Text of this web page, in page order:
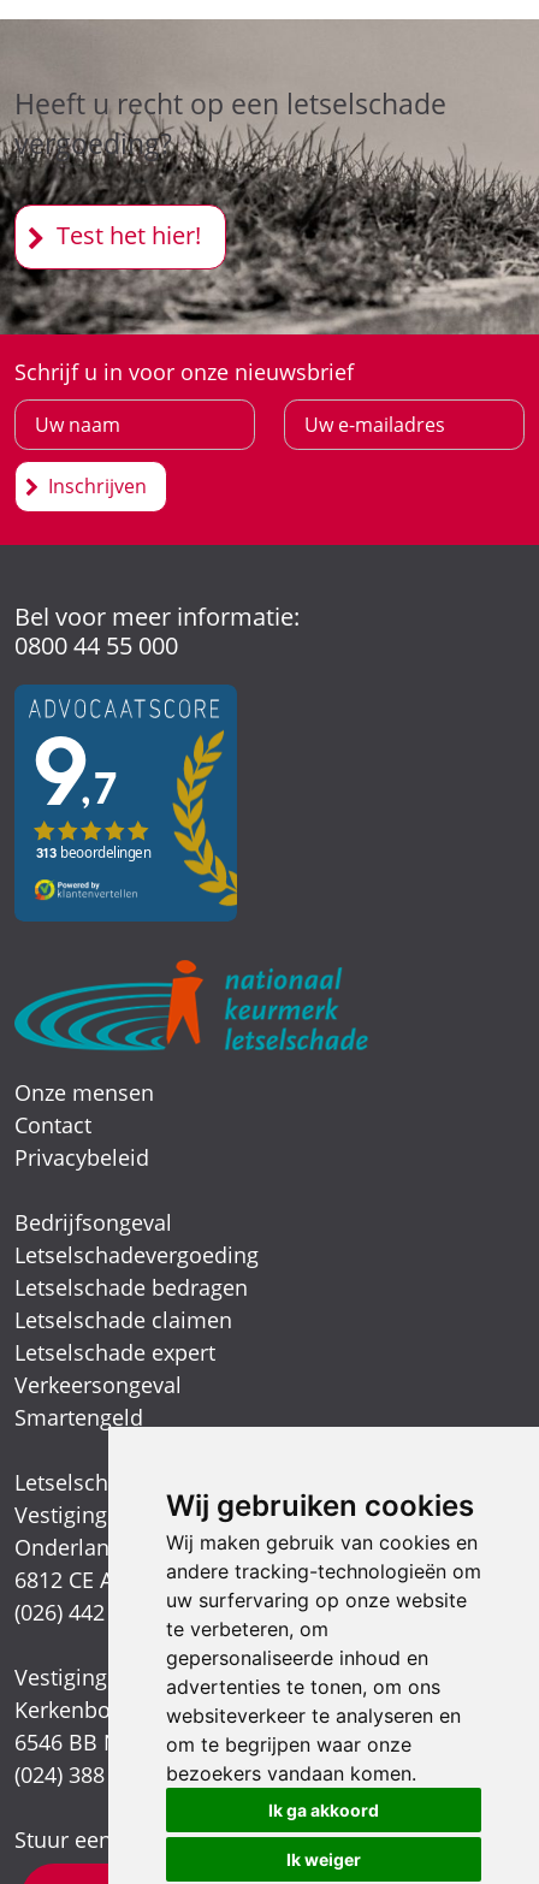
Wij gebruiken cookies
Wij maken gebruik van cookies en
andere tracking-technologieën om
uw surfervaring op onze website
te verbeteren, om
gepersonaliseerde inhoud en
advertenties te tonen, om ons
websiteverkeer te analyseren en
om te begrijpen waar onze
bezoekers vandaan komen.
Ik ga akkoord
Ik weiger
Heeft u recht op een letselschade
vergoeding?
Test het hier!
Schrijf u in voor onze nieuwsbrief
Inschrijven
Bel voor meer informatie:
0800 44 55 000
Onze mensen
Contact
Privacybeleid
Bedrijfsongeval
Letselschadevergoeding
Letselschade bedragen
Letselschade claimen
Letselschade expert
Verkeersongeval
Smartengeld
Letselschadespecialist
Vestiging Arnhem
Onderlangs 1
6812 CE Arnhem
(026) 442 39 13
Vestiging Nijmegen
Kerkenbos 1021
6546 BB Nijmegen
(024) 388 66 80
Stuur een e-mail